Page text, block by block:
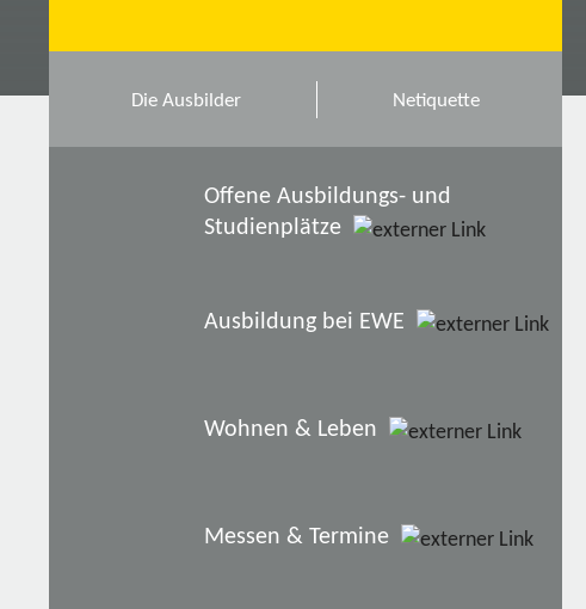
Die Ausbilder Netiquette
Offene Ausbildungs- und
Studienplätze
Ausbildung bei EWE
Wohnen & Leben
Messen & Termine